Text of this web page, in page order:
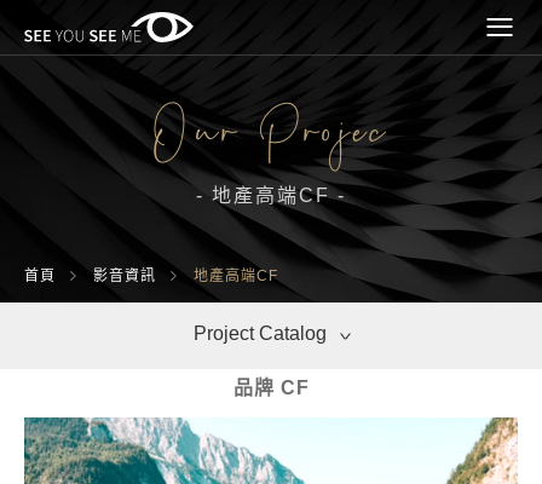
Our Projec
- 地產高端CF -
首頁 影音資訊 地產高端CF
Project Catalog
米其林餐飲CF
地產高端CF
品牌 CF